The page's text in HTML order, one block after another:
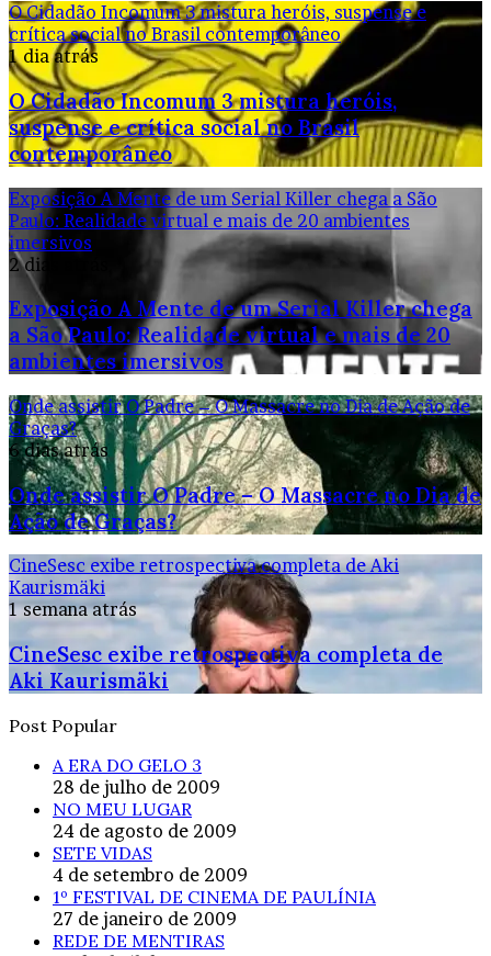
O Cidadão Incomum 3 mistura heróis, suspense e
crítica social no Brasil contemporâneo
1 dia atrás
O Cidadão Incomum 3 mistura heróis,
suspense e crítica social no Brasil
contemporâneo
Exposição A Mente de um Serial Killer chega a São
Paulo: Realidade virtual e mais de 20 ambientes
imersivos
2 dias atrás
Exposição A Mente de um Serial Killer chega
a São Paulo: Realidade virtual e mais de 20
ambientes imersivos
Onde assistir O Padre – O Massacre no Dia de Ação de
Graças?
6 dias atrás
Onde assistir O Padre – O Massacre no Dia de
Ação de Graças?
CineSesc exibe retrospectiva completa de Aki
Kaurismäki
1 semana atrás
CineSesc exibe retrospectiva completa de
Aki Kaurismäki
Post Popular
A ERA DO GELO 3
28 de julho de 2009
NO MEU LUGAR
24 de agosto de 2009
SETE VIDAS
4 de setembro de 2009
1º FESTIVAL DE CINEMA DE PAULÍNIA
27 de janeiro de 2009
REDE DE MENTIRAS